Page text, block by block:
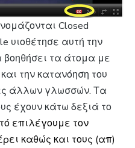
Closed
υιοθέτησε αυτή την
βοηθήσει τα άτομα με
την κατανόηση του
άλλων γλωσσών. Τα
έχουν κάτω δεξιά το
επιλέγουμε τον
καθώς και τους (απ)